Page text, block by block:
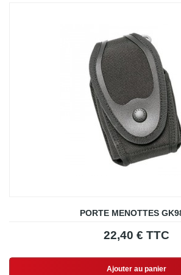
PORTE MENOTTES
22,40 € TTC
Ajouter au panier